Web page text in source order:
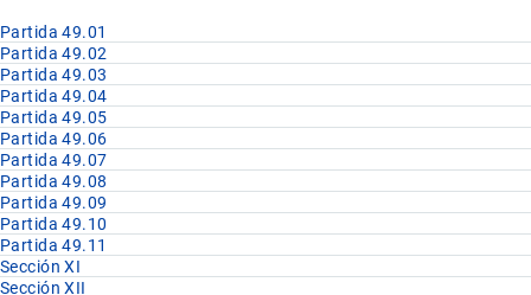
Partida 49.01
Partida 49.02
Partida 49.03
Partida 49.04
Partida 49.05
Partida 49.06
Partida 49.07
Partida 49.08
Partida 49.09
Partida 49.10
Partida 49.11
Sección XI
Sección XII